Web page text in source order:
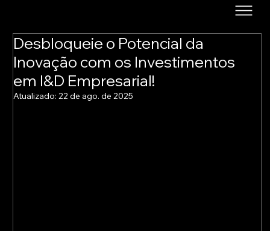
Desbloqueie o Potencial da
Inovação com os Investimentos
em I&D Empresarial!
Atualizado:22 de ago. de 2025